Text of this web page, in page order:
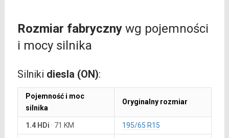
Rozmiar fabrycznywg pojemności
i mocy silnika
Silniki diesla (ON):
Pojemność i moc
silnika
Oryginalny rozmiar
1.4 HDi · 71 KM 195/65 R15